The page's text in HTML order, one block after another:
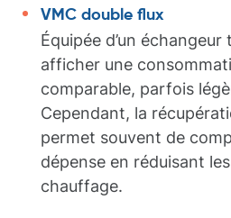
VMC double flux
Équipée d’un
afficher une
comparable, parfois
Cependant, la
permet souvent de
dépense en réduisant
chauffage.